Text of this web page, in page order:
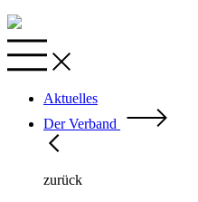
Aktuelles
Der Verband
zurück